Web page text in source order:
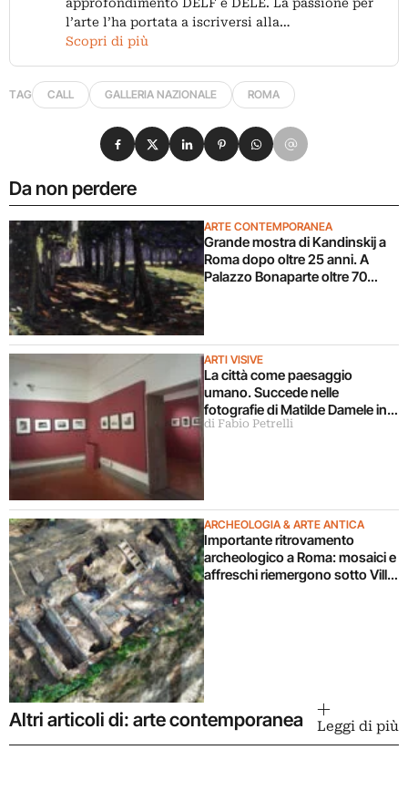
l’arte l’ha portata a iscriversi alla…
Scopri di più
TAG CALL GALLERIA NAZIONALE ROMA
Da non perdere
ARTE CONTEMPORANEA
Grande mostra di Kandinskij a
Roma dopo oltre 25 anni. A
Palazzo Bonaparte oltre 70
ARTI VISIVE
La città come paesaggio
umano. Succede nelle
fotografie di Matilde Damele in
mostra a Roma
di Fabio Petrelli
ARCHEOLOGIA & ARTE ANTICA
Importante ritrovamento
archeologico a Roma: mosaici e
affreschi riemergono sotto Villa
Condividi su Facebook
Condividi su X
Condividi su LinkedIn
Condividi su Pinterest
Condividi su WhatsApp
Condividi su Email
Altri articoli di: arte contemporanea Leggi di più